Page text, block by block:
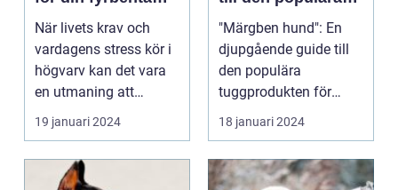
vän
När livets krav och
vardagens stress kör i
högvarv kan det vara
en utmaning att
balan...
19 januari 2024
tuggprodukten för
hundar
"Märgben hund": En
djupgående guide till
den populära
tuggprodukten för
hundar Översikt över
"märg...
18 januari 2024